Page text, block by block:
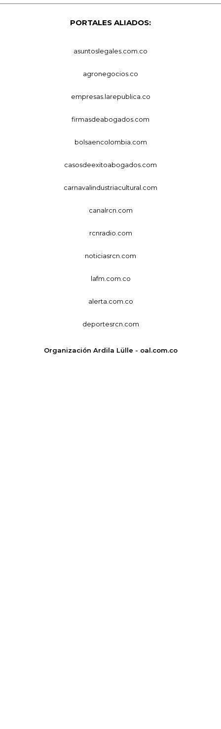
PORTALES ALIADOS:
asuntoslegales.com.co
agronegocios.co
empresas.larepublica.co
firmasdeabogados.com
bolsaencolombia.com
casosdeexitoabogados.com
carnavalindustriacultural.com
canalrcn.com
rcnradio.com
noticiasrcn.com
lafm.com.co
alerta.com.co
deportesrcn.com
Organización Ardila Lülle - oal.com.co